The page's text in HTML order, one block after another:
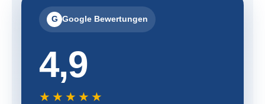
G Google Bewertungen
4,9
★★★★★